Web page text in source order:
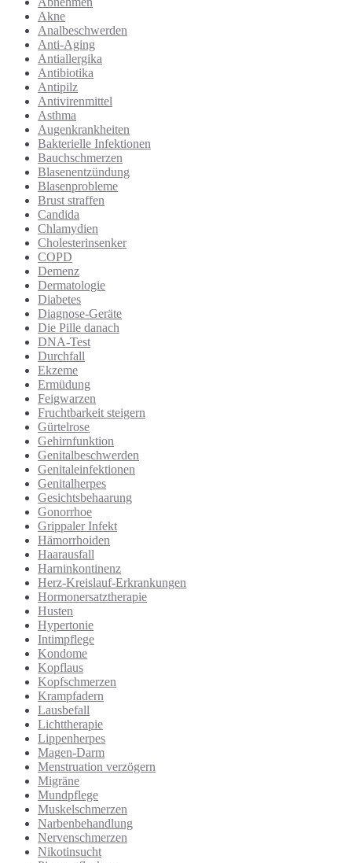
Akne
Analbeschwerden
Anti-Aging
Antiallergika
Antibiotika
Antipilz
Antivirenmittel
Asthma
Augenkrankheiten
Bakterielle Infektionen
Bauchschmerzen
Blasenentzündung
Blasenprobleme
Brust straffen
Candida
Chlamydien
Cholesterinsenker
COPD
Demenz
Dermatologie
Diabetes
Diagnose-Geräte
Die Pille danach
DNA-Test
Durchfall
Ekzeme
Ermüdung
Feigwarzen
Fruchtbarkeit steigern
Gürtelrose
Gehirnfunktion
Genitalbeschwerden
Genitaleinfektionen
Genitalherpes
Gesichtsbehaarung
Gonorrhoe
Grippaler Infekt
Hämorrhoiden
Haarausfall
Harninkontinenz
Herz-Kreislauf-Erkrankungen
Hormonersatztherapie
Husten
Hypertonie
Intimpflege
Kondome
Kopflaus
Kopfschmerzen
Krampfadern
Lausbefall
Lichttherapie
Lippenherpes
Magen-Darm
Menstruation verzögern
Migräne
Mundpflege
Muskelschmerzen
Narbenbehandlung
Nervenschmerzen
Nikotinsucht